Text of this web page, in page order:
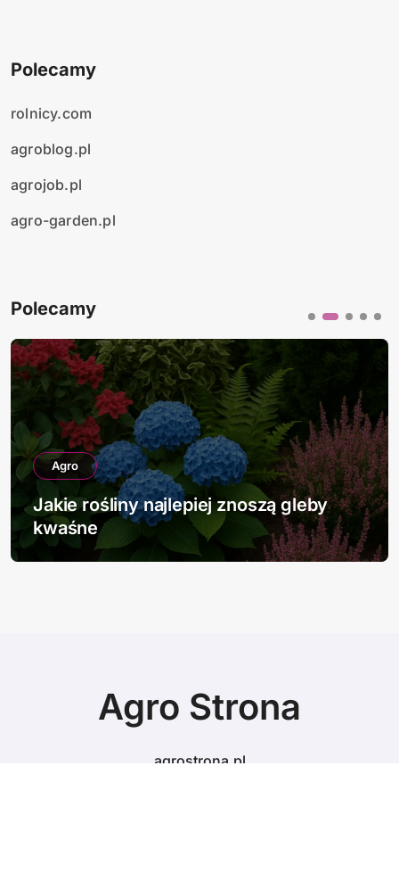
Polecamy
rolnicy.com
agroblog.pl
agrojob.pl
agro-garden.pl
Polecamy
Agro
Jakie rośliny najlepiej znoszą gleby
kwaśne
Agro Strona
agrostrona.pl